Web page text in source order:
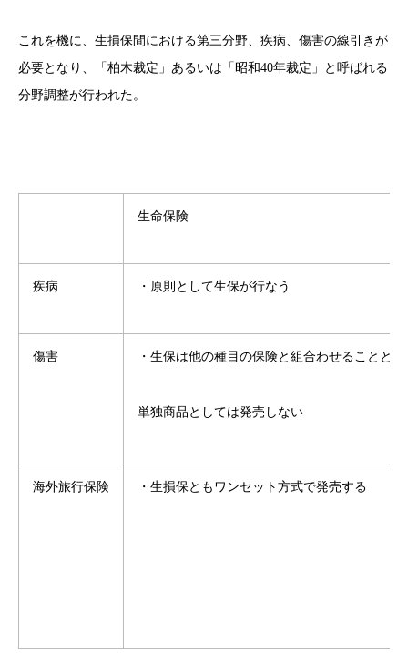
これを機に、生損保間における第三分野、疾病、傷害の線引きが
必要となり、「柏木裁定」あるいは「昭和40年裁定」と呼ばれる
分野調整が行われた。
生命保険
疾病 ・原則として生保が行なう
傷害 ・生保は他の種目の保険と組合わせることとし
単独商品としては発売しない
海外旅行保険 ・生損保ともワンセット方式で発売する